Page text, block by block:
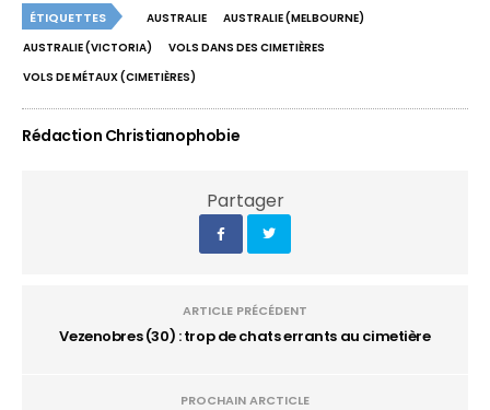
ÉTIQUETTES AUSTRALIE
AUSTRALIE (MELBOURNE)
AUSTRALIE (VICTORIA)
VOLS DANS DES CIMETIÈRES
VOLS DE MÉTAUX (CIMETIÈRES)
Rédaction Christianophobie
Partager
ARTICLE PRÉCÉDENT
Vezenobres (30) : trop de chats errants au cimetière
PROCHAIN ARCTICLE